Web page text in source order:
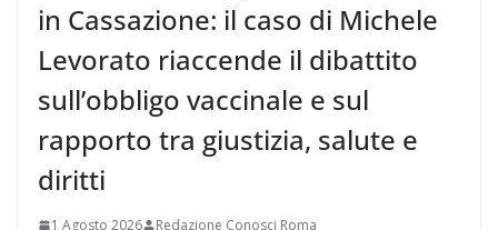
in Cassazione: il caso di Michele
Levorato riaccende il dibattito
sull’obbligo vaccinale e sul
rapporto tra giustizia, salute e
diritti
1 Agosto 2026 Redazione Conosci Roma